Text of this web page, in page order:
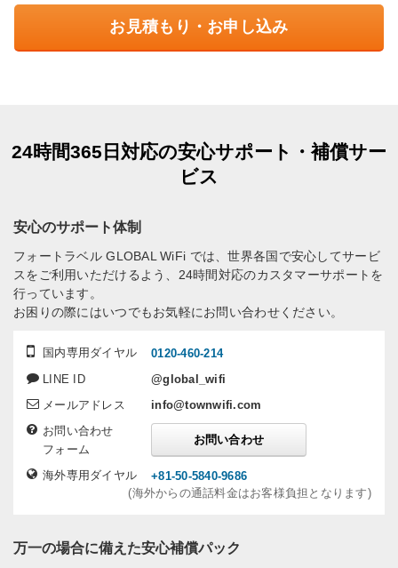
お見積もり・お申し込み
24時間365日対応の安心サポート・補償サー
ビス
安心のサポート体制
国内専用ダイヤル
0120-460-214
LINE ID
@global_wifi
メールアドレス
info@townwifi.com
お問い合わせ
フォーム
お問い合わせ
海外専用ダイヤル
+81-50-5840-9686
(海外からの通話料金はお客様負担となります)
フォートラベル GLOBAL WiFi では、世界各国で安心してサービ
スをご利用いただけるよう、24時間対応のカスタマーサポートを
行っています。
お困りの際にはいつでもお気軽にお問い合わせください。
万一の場合に備えた安心補償パック